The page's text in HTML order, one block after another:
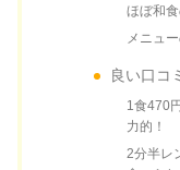
ほぼ和
メニュ
良い口コ
1食470
力的！
2分半レ